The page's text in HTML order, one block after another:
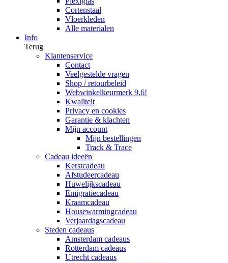
Cortenstaal
Vloerkleden
Alle materialen
Info
Terug
Klantenservice
Contact
Veelgestelde vragen
Shop / retourbeleid
Webwinkelkeurmerk 9,6!
Kwaliteit
Privacy en cookies
Garantie & klachten
Mijn account
Mijn bestellingen
Track & Trace
Cadeau ideeën
Kerstcadeau
Afstudeercadeau
Huwelijkscadeau
Emigratiecadeau
Kraamcadeau
Housewarmingcadeau
Verjaardagscadeau
Steden cadeaus
Amsterdam cadeaus
Rotterdam cadeaus
Utrecht cadeaus